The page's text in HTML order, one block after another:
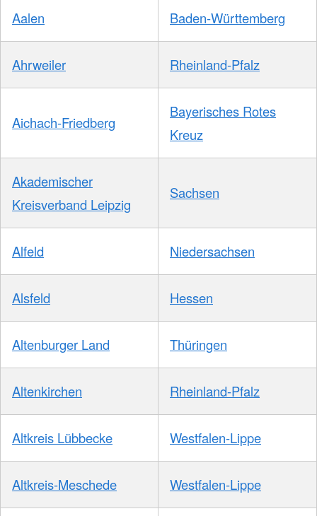
Aalen Baden-Württemberg
Ahrweiler Rheinland-Pfalz
Aichach-Friedberg
Bayerisches Rotes
Kreuz
Akademischer
Kreisverband Leipzig
Sachsen
Alfeld Niedersachsen
Alsfeld Hessen
Altenburger Land Thüringen
Altenkirchen Rheinland-Pfalz
Altkreis Lübbecke Westfalen-Lippe
Altkreis-Meschede Westfalen-Lippe